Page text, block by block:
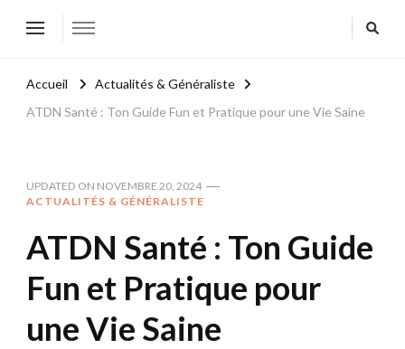
Accueil
Actualités & Généraliste
ATDN Santé : Ton Guide Fun et Pratique pour une Vie Saine
UPDATED ON NOVEMBRE 20, 2024
ACTUALITÉS & GÉNÉRALISTE
ATDN Santé : Ton Guide
Fun et Pratique pour
une Vie Saine